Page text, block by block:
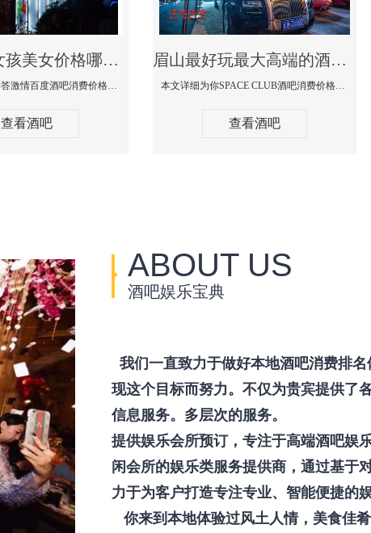
眉山酒吧女孩美女价格哪家便宜-激情百度消费价格点评
本文详细为你解答激情百度酒吧消费价格点评，更多关于酒吧女孩美女价格哪家便宜免费咨询150 99997335微信同步！
查看酒吧
眉山最好玩最大高端的酒吧体验-SPACE CLUB酒吧消费点评
本文详细为你SPACE CLUB酒吧消费价格点评，更多关于最好玩最大高端的酒吧体验免费咨询150 99997335微信同步！
查看酒吧
ABOUT US
酒吧娱乐宝典
我们一直致力于做好本地酒吧消费排
现这个目标而努力。不仅为贵宾提供了
信息服务。多层次的服务。
提供娱乐会所预订，专注于高端酒吧娱
闲会所的娱乐类服务提供商，通过基于
力于为客户打造专注专业、智能便捷的
你来到本地体验过风土人情，美食佳